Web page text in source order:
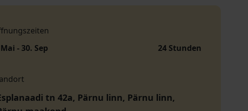
- 30. Sep
24 Stunden
tn 42a, Pärnu linn, Pärnu linn,